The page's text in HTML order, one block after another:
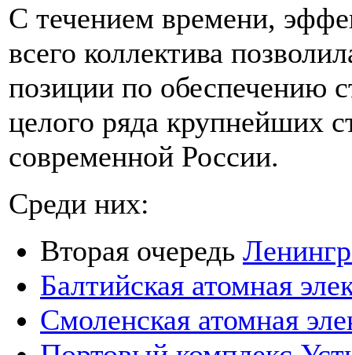
С течением времени,
всего коллектива
позиции по обеспечению
целого ряда крупнейших
современной России.
Среди них:
Вторая очередь
Балтийская атомная
Смоленская атомная